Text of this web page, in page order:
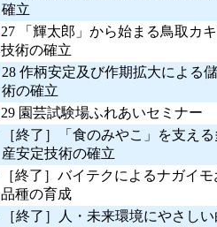
確立
27 「輝太郎」から始まる鳥取カ
技術の確立
28 作柄安定及び作期拡大による
術の確立
29 園芸試験場ふれあいセミナー
［終了］「食のみやこ」を支え
産安定技術の確立
［終了］バイテクによるナガイ
品種の育成
［終了］人・未来環境にやさし